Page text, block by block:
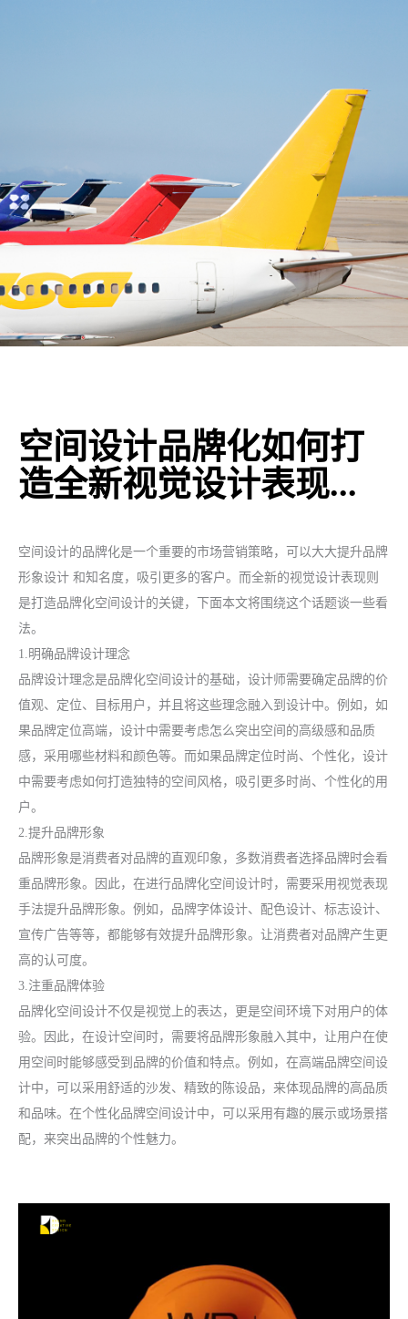
空间设计品牌化如何打
造全新视觉设计表现...
空间设计的品牌化是一个重要的市场营销策略，可以大大提升品牌
形象设计 和知名度，吸引更多的客户。而全新的视觉设计表现则
是打造品牌化空间设计的关键，下面本文将围绕这个话题谈一些看
法。
1.明确品牌设计理念
品牌设计理念是品牌化空间设计的基础，设计师需要确定品牌的价
值观、定位、目标用户，并且将这些理念融入到设计中。例如，如
果品牌定位高端，设计中需要考虑怎么突出空间的高级感和品质
感，采用哪些材料和颜色等。而如果品牌定位时尚、个性化，设计
中需要考虑如何打造独特的空间风格，吸引更多时尚、个性化的用
户。
2.提升品牌形象
品牌形象是消费者对品牌的直观印象，多数消费者选择品牌时会看
重品牌形象。因此，在进行品牌化空间设计时，需要采用视觉表现
手法提升品牌形象。例如，品牌字体设计、配色设计、标志设计、
宣传广告等等，都能够有效提升品牌形象。让消费者对品牌产生更
高的认可度。
3.注重品牌体验
品牌化空间设计不仅是视觉上的表达，更是空间环境下对用户的体
验。因此，在设计空间时，需要将品牌形象融入其中，让用户在使
用空间时能够感受到品牌的价值和特点。例如，在高端品牌空间设
计中，可以采用舒适的沙发、精致的陈设品，来体现品牌的高品质
和品味。在个性化品牌空间设计中，可以采用有趣的展示或场景搭
配，来突出品牌的个性魅力。